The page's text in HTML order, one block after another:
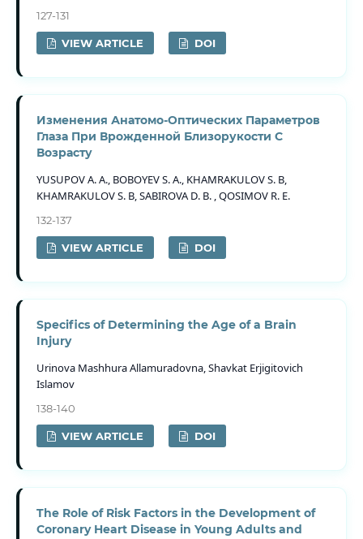
127-131
VIEW ARTICLE DOI
Изменения Анатомо-Оптических Параметров
Глаза При Врожденной Близорукости С
Возрасту
YUSUPOV A. A., BOBOYEV S. A., KHAMRАKULOV S. B,
KHAMRАKULOV S. B, SАBIROVA D. B. , QOSIMOV R. E.
132-137
VIEW ARTICLE DOI
Specifics of Determining the Age of a Brain
Injury
Urinova Mashhura Allamuradovna, Shavkat Erjigitovich
Islamov
138-140
VIEW ARTICLE DOI
The Role of Risk Factors in the Development of
Coronary Heart Disease in Young Adults and